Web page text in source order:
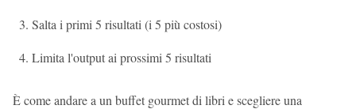
Salta i primi 5 risultati (i 5 più costosi)
Limita l'output ai prossimi 5 risultati
È come andare a un buffet gourmet di libri e scegliere una